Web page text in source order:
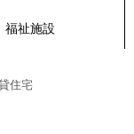
福祉施設
住宅